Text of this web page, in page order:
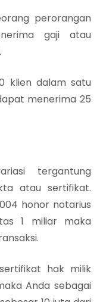
perorangan
gaji atau
klien dalam satu
menerima 25
tergantung
atau sertifikat.
honor notarius
1 miliar maka
hak milik
Anda sebagai